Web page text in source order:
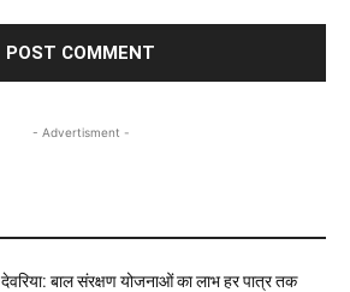
- Advertisment -
देवरिया: बाल संरक्षण योजनाओं का लाभ हर पात्र तक